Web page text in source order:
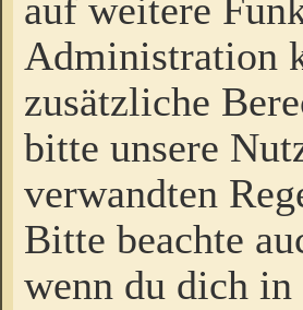
auf weitere
Administration
zusätzliche
bitte unsere
verwandten
Bitte beachte
wenn du dich in